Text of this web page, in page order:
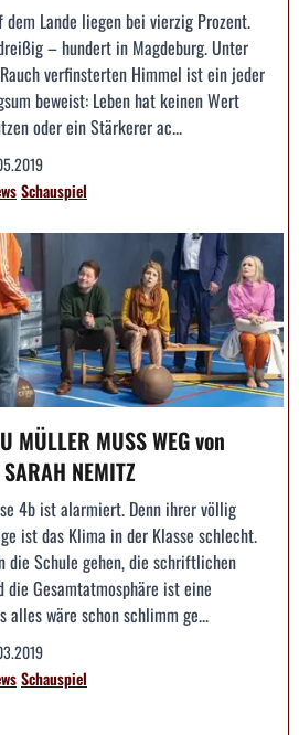
dem Lande liegen bei vierzig Prozent.
– hundert in Magdeburg. Unter
verfinsterten Himmel ist ein jeder
beweist: Leben hat keinen Wert
oder ein Stärkerer ac...
Schauspiel
MÜLLER MUSS WEG von
NEMITZ
4b ist alarmiert. Denn ihrer völlig
ist das Klima in der Klasse schlecht.
die Schule gehen, die schriftlichen
die Gesamtatmosphäre ist eine
alles wäre schon schlimm ge...
Schauspiel